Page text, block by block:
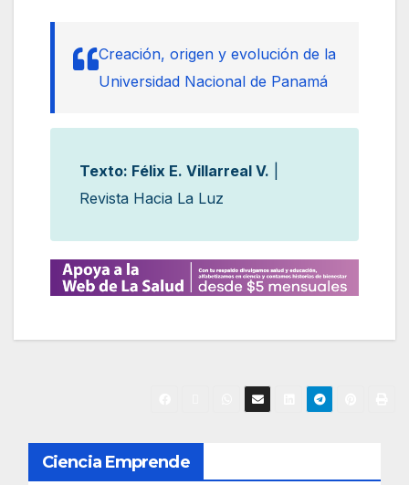
Creación, origen y evolución de la
Universidad Nacional de Panamá
Texto: Félix E. Villarreal V.
Revista Hacia La Luz
N
Ciencia Emprende